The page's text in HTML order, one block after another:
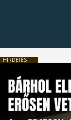
HIRDETÉS